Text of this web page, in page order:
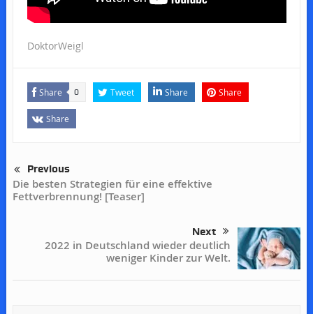
DoktorWeigl
Share 0 Tweet Share Share
Share
Previous
Die besten Strategien für eine effektive
Fettverbrennung! [Teaser]
Next
2022 in Deutschland wieder deutlich
weniger Kinder zur Welt.